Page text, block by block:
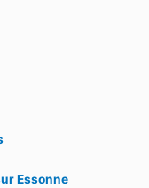
Essonne